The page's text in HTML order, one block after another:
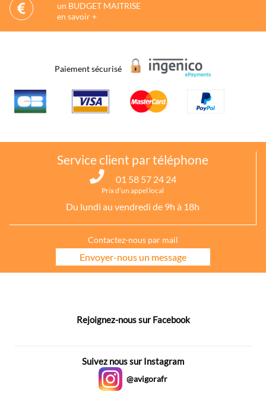
un BUDGET MAITRISE
en savoir +
Paiement sécurisé
Service client par téléphone
01 58 57 24 24
Prix d’un appel local
Du lundi au vendredi de 9h à 18h
Contactez-nous par mail
Envoyer-nous un message
Rejoignez-nous sur Facebook
Suivez nous sur Instagram
@avigorafr